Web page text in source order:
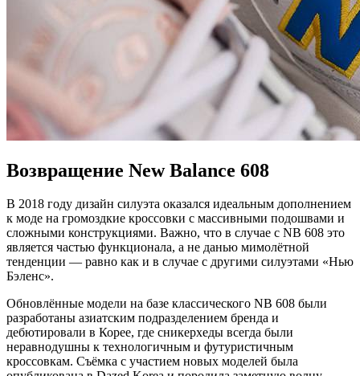
Возвращение New Balance 608
В 2018 году дизайн силуэта оказался идеальным дополнением
к моде на громоздкие кроссовки с массивными подошвами и
сложными конструкциями. Важно, что в случае с NB 608 это
является частью функционала, а не данью мимолётной
тенденции — равно как и в случае с другими силуэтами «Нью
Бэленс».
Обновлённые модели на базе классического NB 608 были
разработаны азиатским подразделением бренда и
дебютировали в Корее, где сникерхеды всегда были
неравнодушны к технологичным и футуристичным
кроссовкам. Съёмка с участием новых моделей была